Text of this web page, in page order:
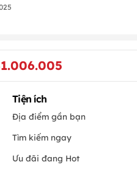
Tiện ích
Địa điểm gần bạn
Tìm kiếm ngay
Ưu đãi đang Hot